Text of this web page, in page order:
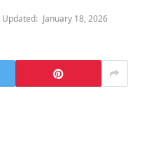
Updated: January 18, 2026